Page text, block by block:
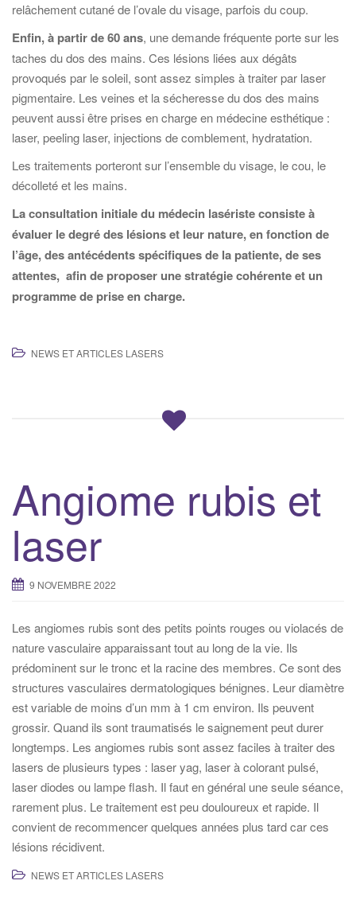
relâchement cutané de l’ovale du visage, parfois du coup.
Enfin, à partir de 60 ans, une demande fréquente porte sur les
taches du dos des mains. Ces lésions liées aux dégâts
provoqués par le soleil, sont assez simples à traiter par laser
pigmentaire. Les veines et la sécheresse du dos des mains
peuvent aussi être prises en charge en médecine esthétique :
laser, peeling laser, injections de comblement, hydratation.
Les traitements porteront sur l’ensemble du visage, le cou, le
décolleté et les mains.
La consultation initiale du médecin lasériste consiste à
évaluer le degré des lésions et leur nature, en fonction de
l’âge, des antécédents spécifiques de la patiente, de ses
attentes, afin de proposer une stratégie cohérente et un
programme de prise en charge.
NEWS ET ARTICLES LASERS
Angiome rubis et
laser
9 NOVEMBRE 2022
Les angiomes rubis sont des petits points rouges ou violacés de
nature vasculaire apparaissant tout au long de la vie. Ils
prédominent sur le tronc et la racine des membres. Ce sont des
structures vasculaires dermatologiques bénignes. Leur diamètre
est variable de moins d’un mm à 1 cm environ. Ils peuvent
grossir. Quand ils sont traumatisés le saignement peut durer
longtemps. Les angiomes rubis sont assez faciles à traiter des
lasers de plusieurs types : laser yag, laser à colorant pulsé,
laser diodes ou lampe flash. Il faut en général une seule séance,
rarement plus. Le traitement est peu douloureux et rapide. Il
convient de recommencer quelques années plus tard car ces
lésions récidivent.
NEWS ET ARTICLES LASERS